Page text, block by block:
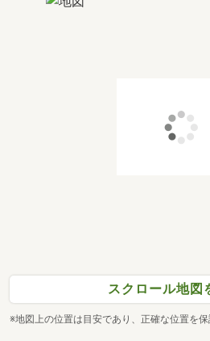
スクロール地図
※地図上の位置は目安であり、正確な位置を保